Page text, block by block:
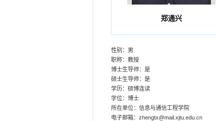
郑通兴
性别：男
职称：教授
博士生导师：是
硕士生导师：是
学历：硕博连读
学位：博士
所在单位：信息与通信工程学院
电子邮箱： zhengtx@mail.xjtu.edu.cn